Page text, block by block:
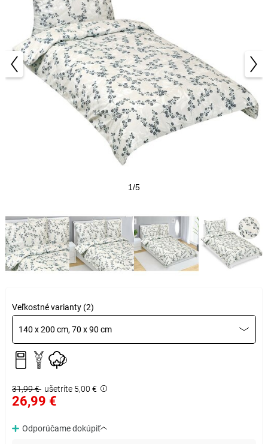
1/5
Veľkostné varianty (2)
140 x 200 cm, 70 x 90 cm
31,99 € ušetríte 5,00 €
26,99 €
Odporúčame dokúpiť